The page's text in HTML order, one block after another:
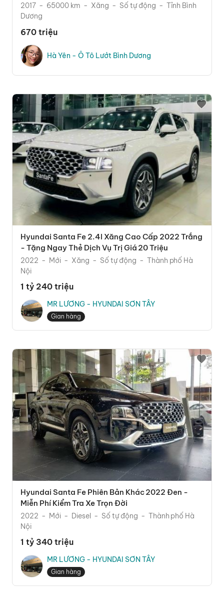
2017 65000 km Xăng Số tự động
Tỉnh Bình
Dương
670 triệu
Hà Yên - Ô Tô Lướt Bình Dương
Hyundai Santa Fe 2.4l Xăng Cao Cấp 2022 Trắng
- Tặng Ngay Thẻ Dịch Vụ Trị Giá 20 Triệu
2022 Mới Xăng Số tự động
Thành phố Hà
Nội
1 tỷ 240 triệu
MR LƯƠNG - HYUNDAI SƠN TÂY
Gian hàng
Hyundai Santa Fe Phiên Bản Khác 2022 Đen -
Miễn Phí Kiểm Tra Xe Trọn Đời
2022 Mới Diesel Số tự động
Thành phố Hà
Nội
1 tỷ 340 triệu
MR LƯƠNG - HYUNDAI SƠN TÂY
Gian hàng